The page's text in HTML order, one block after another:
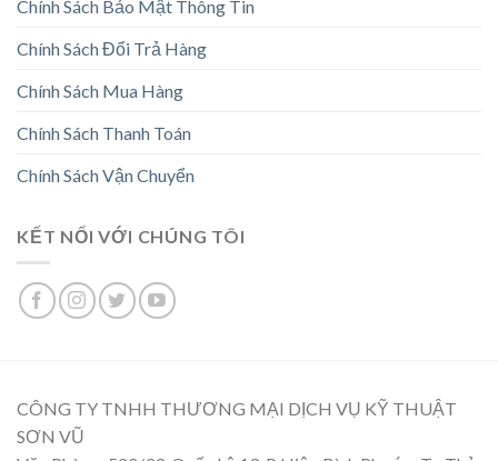
Chính Sách Bảo Mật Thông Tin
Chính Sách Đổi Trả Hàng
Chính Sách Mua Hàng
Chính Sách Thanh Toán
Chính Sách Vận Chuyển
KẾT NỐI VỚI CHÚNG TÔI
CÔNG TY TNHH THƯƠNG MẠI DỊCH VỤ KỸ THUẬT
SƠN VŨ